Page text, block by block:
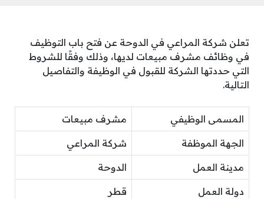
تعلن شركة المراعي في الدوحة عن فتح باب التوظيف
في وظائف مشرف مبيعات لديها، وذلك وفقًا للشروط
التي حددتها الشركة للقبول في الوظيفة والتفاصيل
التالية.
المسمى الوظيفي مشرف مبيعات
الجهة الموظفة شركة المراعي
مدينة العمل الدوحة
دولة العمل قطر